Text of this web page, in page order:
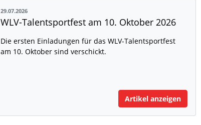
29.07.2026
WLV-Talentsportfest am 10. Oktober 2026
Die ersten Einladungen für das WLV-Talentsportfest
am 10. Oktober sind verschickt.
Artikel anzeigen